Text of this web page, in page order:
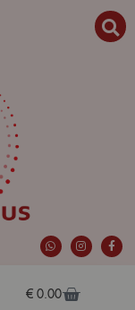
€ 0.00